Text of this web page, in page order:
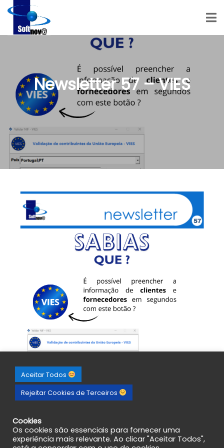
Newsletter 57 – VIES
Aceitar Todos
Rejeitar Cookies de Terceiros
Cookies
Os cookies são essenciais para fornecer uma
experiência mais relevante. Ao clicar "Aceitar Todos",